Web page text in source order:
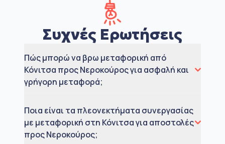
Συχνές Ερωτήσεις
Πώς μπορώ να βρω μεταφορική από
Κόνιτσα προς Νεροκούρος για ασφαλή και
γρήγορη μεταφορά;
Ποια είναι τα πλεονεκτήματα συνεργασίας
με μεταφορική στη Κόνιτσα για αποστολές
προς Νεροκούρος;